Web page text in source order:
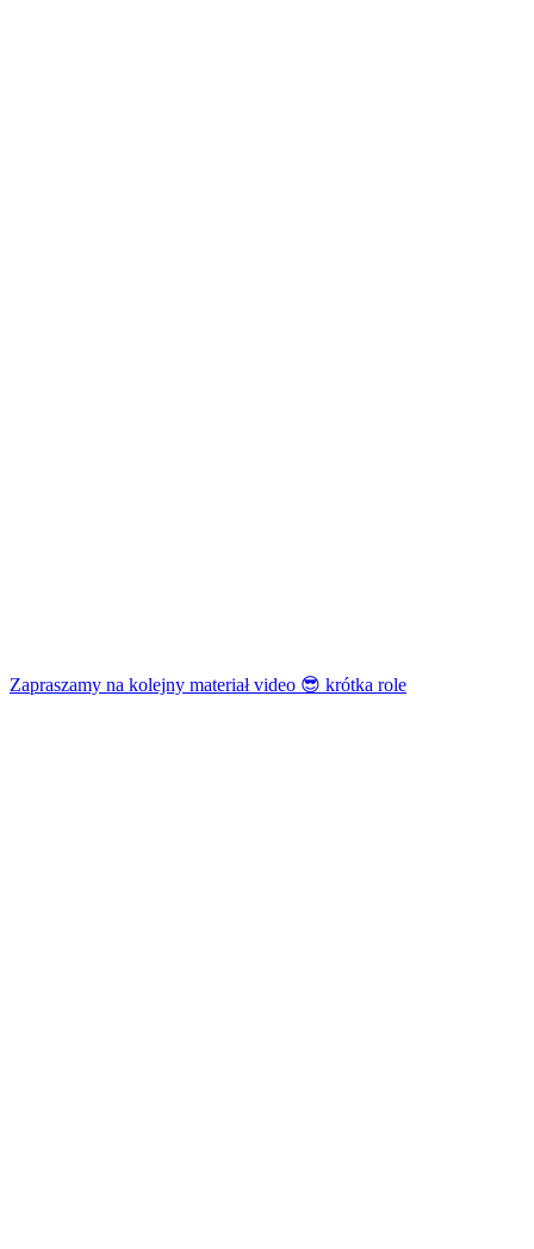
Zapraszamy na kolejny materiał video 😎 krótka role